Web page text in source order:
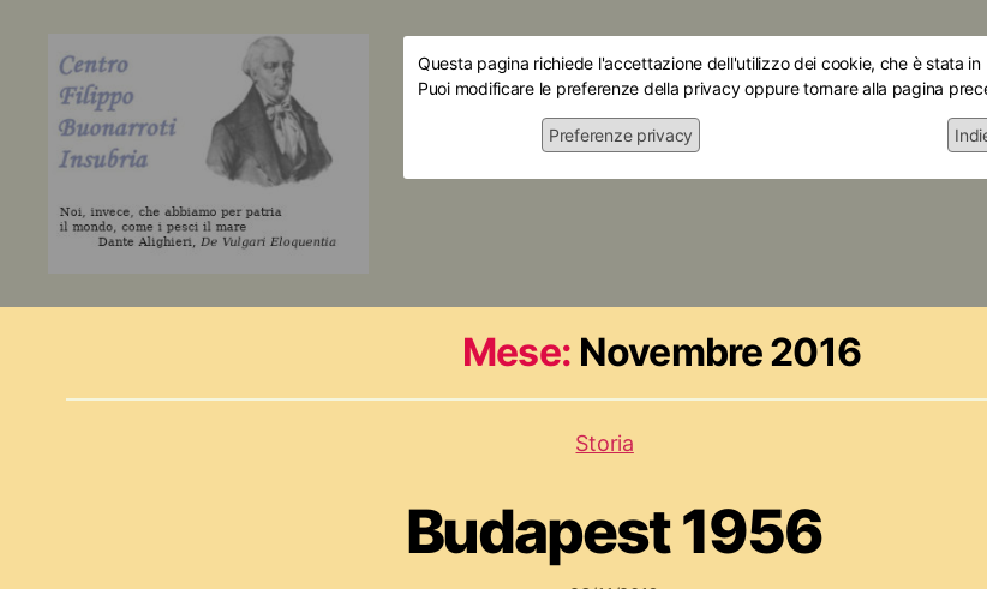
Home Le
Questa pagina richiede l'accettazione dell'utilizzo dei cookie, che è stata
Puoi modificare le preferenze della privacy oppure tornare alla pagina
Preferenze privacy
Mese: Novembre 2016
Storia
Budapest 1956